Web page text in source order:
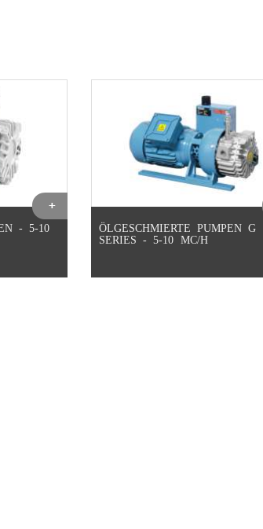
- 5-10
ÖLGESCHMIERTE PUMPEN G
SERIES - 5-10 MC/H